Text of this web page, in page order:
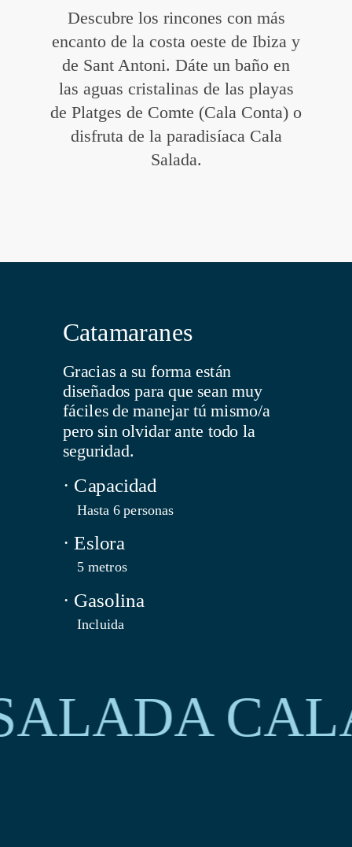
Descubre los rincones con más
encanto de la costa oeste de Ibiza y
de Sant Antoni. Dáte un baño en
las aguas cristalinas de las playas
de Platges de Comte (Cala Conta) o
disfruta de la paradisíaca Cala
Salada.
Catamaranes
Gracias a su forma están
diseñados para que sean muy
fáciles de manejar tú mismo/a
pero sin olvidar ante todo la
seguridad.
· Capacidad
Hasta 6 personas
· Eslora
5 metros
· Gasolina
Incluida
CALA